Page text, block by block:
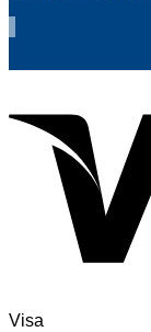
Visa